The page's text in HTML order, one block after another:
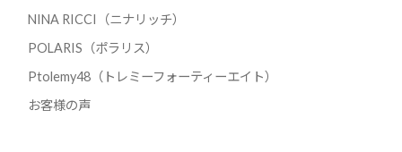
NINA RICCI（ニナリッチ）
POLARIS（ポラリス）
Ptolemy48（トレミーフォーティーエイト）
お客様の声